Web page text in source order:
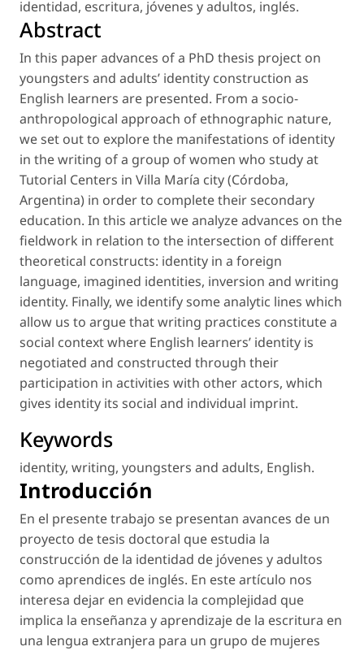
identidad, escritura, jóvenes y adultos, inglés.
Abstract
In this paper advances of a PhD thesis project on
youngsters and adults’ identity construction as
English learners are presented. From a socio-
anthropological approach of ethnographic nature,
we set out to explore the manifestations of identity
in the writing of a group of women who study at
Tutorial Centers in Villa María city (Córdoba,
Argentina) in order to complete their secondary
education. In this article we analyze advances on the
fieldwork in relation to the intersection of different
theoretical constructs: identity in a foreign
language, imagined identities, inversion and writing
identity. Finally, we identify some analytic lines which
allow us to argue that writing practices constitute a
social context where English learners’ identity is
negotiated and constructed through their
participation in activities with other actors, which
gives identity its social and individual imprint.
Keywords
identity, writing, youngsters and adults, English.
Introducción
En el presente trabajo se presentan avances de un
proyecto de tesis doctoral que estudia la
construcción de la identidad de jóvenes y adultos
como aprendices de inglés. En este artículo nos
interesa dejar en evidencia la complejidad que
implica la enseñanza y aprendizaje de la escritura en
una lengua extranjera para un grupo de mujeres